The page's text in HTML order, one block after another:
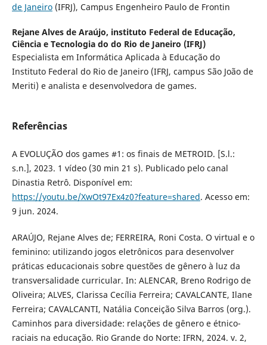
de Janeiro(IFRJ), Campus Engenheiro Paulo de Frontin
Rejane Alves de Araújo, instituto Federal de Educação,
Ciência e Tecnologia do do Rio de Janeiro (IFRJ)
Especialista em Informática Aplicada à Educação do
Instituto Federal do Rio de Janeiro (IFRJ, campus São João de
Meriti) e analista e desenvolvedora de games.
Referências
A EVOLUÇÃO dos games #1: os finais de METROID. [S.l.:
s.n.], 2023. 1 vídeo (30 min 21 s). Publicado pelo canal
Dinastia Retrô. Disponível em:
https://youtu.be/XwOt97Ex4z0?feature=shared. Acesso em:
9 jun. 2024.
ARAÚJO, Rejane Alves de; FERREIRA, Roni Costa. O virtual e o
feminino: utilizando jogos eletrônicos para desenvolver
práticas educacionais sobre questões de gênero à luz da
transversalidade curricular. In: ALENCAR, Breno Rodrigo de
Oliveira; ALVES, Clarissa Cecília Ferreira; CAVALCANTE, Ilane
Ferreira; CAVALCANTI, Natália Conceição Silva Barros (org.).
Caminhos para diversidade: relações de gênero e étnico-
raciais na educação. Rio Grande do Norte: IFRN, 2024. v. 2,